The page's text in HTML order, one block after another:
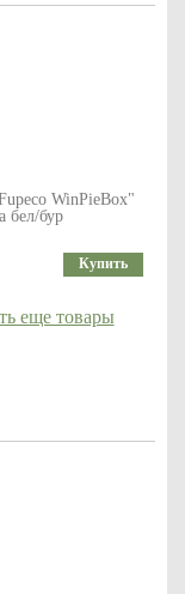
WinPieBox"
бел/бур
Купить
еще товары